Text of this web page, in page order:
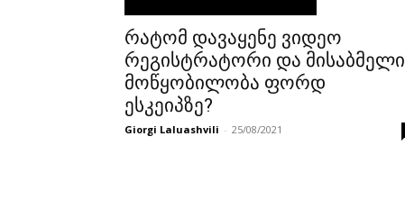
რატომ დავაყენე ვიდეო
რეგისტრატორი და მისაბმელი
მოწყობილობა ფორდ
ესკეიპზე?
Giorgi Laluashvili - 25/08/2021